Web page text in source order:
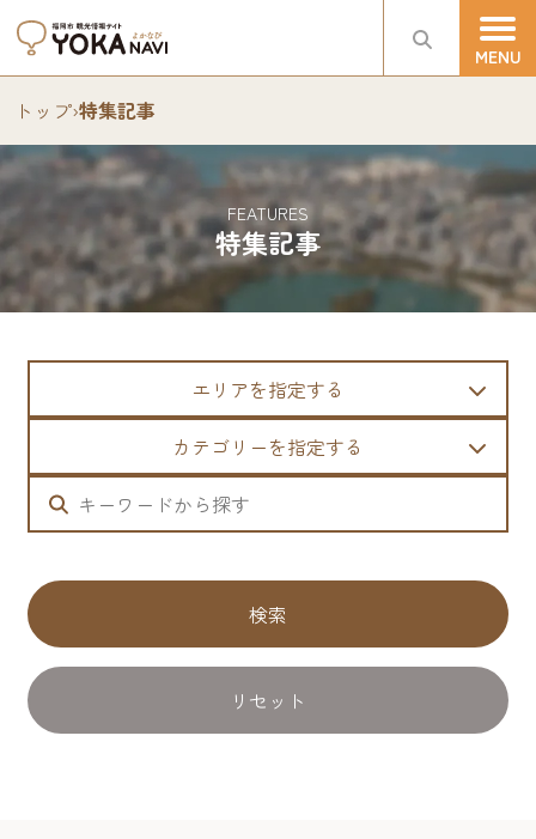
トップ›特集記事
特集記事
FEATURES
エリアを指定する
カテゴリーを指定する
検索
リセット